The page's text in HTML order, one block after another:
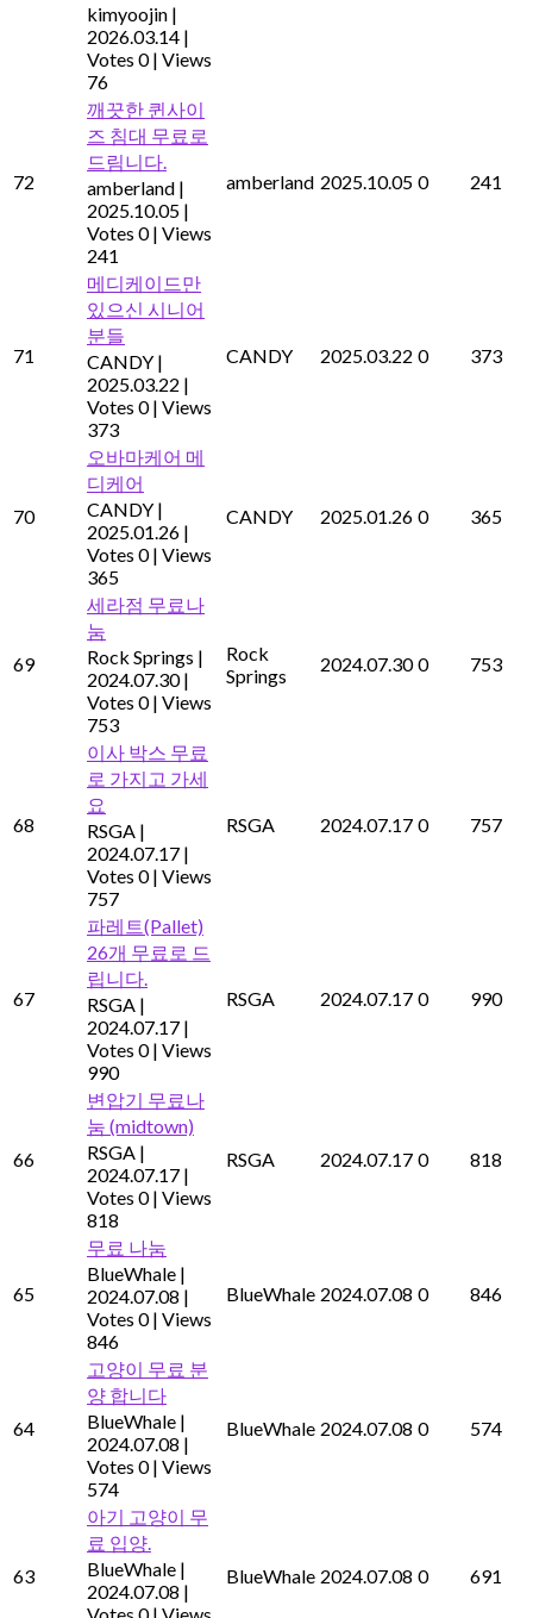
kimyoojin |
2026.03.14 |
Votes 0 | Views
76
72
깨끗한 퀸사이
즈 침대 무료로
드림니다.
amberland |
2025.10.05 |
Votes 0 | Views
241
amberland 2025.10.05 0 241
71
메디케이드만
있으신 시니어
분들
CANDY |
2025.03.22 |
Votes 0 | Views
373
CANDY 2025.03.22 0 373
70
오바마케어 메
디케어
CANDY |
2025.01.26 |
Votes 0 | Views
365
CANDY 2025.01.26 0 365
69
세라점 무료나
눔
Rock Springs |
2024.07.30 |
Votes 0 | Views
753
Rock
Springs
2024.07.30 0 753
68
이사 박스 무료
로 가지고 가세
요
RSGA |
2024.07.17 |
Votes 0 | Views
757
RSGA 2024.07.17 0 757
67
파레트(Pallet)
26개 무료로 드
립니다.
RSGA |
2024.07.17 |
Votes 0 | Views
990
RSGA 2024.07.17 0 990
66
변압기 무료나
눔 (midtown)
RSGA |
2024.07.17 |
Votes 0 | Views
818
RSGA 2024.07.17 0 818
65
무료 나눔
BlueWhale |
2024.07.08 |
Votes 0 | Views
846
BlueWhale 2024.07.08 0 846
64
고양이 무료 분
양 합니다
BlueWhale |
2024.07.08 |
Votes 0 | Views
574
BlueWhale 2024.07.08 0 574
63
아기 고양이 무
료 입양.
BlueWhale |
2024.07.08 |
BlueWhale 2024.07.08 0 691